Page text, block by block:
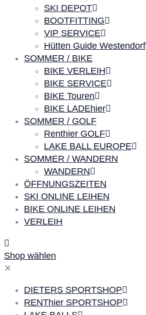
SKI DEPOT
BOOTFITTING
VIP SERVICE
Hütten Guide Westendorf
SOMMER / BIKE
BIKE VERLEIH
BIKE SERVICE
BIKE Touren
BIKE LADEhier
SOMMER / GOLF
Renthier GOLF
LAKE BALL EUROPE
SOMMER / WANDERN
WANDERN
ÖFFNUNGSZEITEN
SKI ONLINE LEIHEN
BIKE ONLINE LEIHEN
VERLEIH
Shop wählen
✕
DIETERS SPORTSHOP
RENThier SPORTSHOP